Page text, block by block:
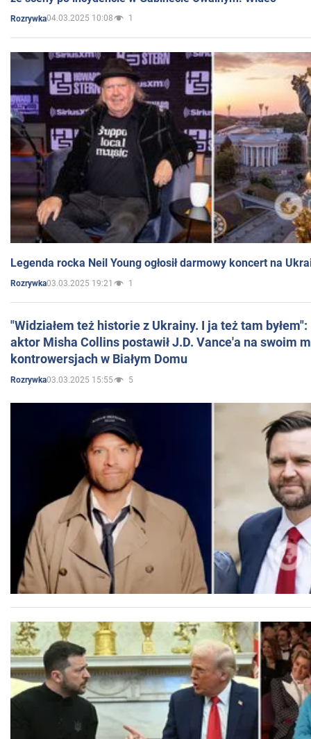
Rozrywka04.03.2025 10:08 1
Legenda rocka Neil Young ogłosił darmowy koncert na
Rozrywka03.03.2025 19:21 1
"Widziałem też historie z Ukrainy. I ja też tam
aktor Misha Collins postawił J.D. Vance'a na swoim
kontrowersjach w Białym Domu
Rozrywka03.03.2025 15:55 5